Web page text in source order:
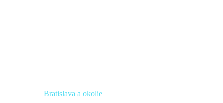
Bratislava a okolie